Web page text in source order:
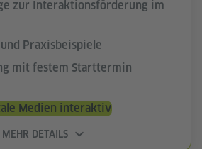
zur Interaktionsförderung im
Praxisbeispiele
mit festem Starttermin
Medien interaktiv
MEHR DETAILS